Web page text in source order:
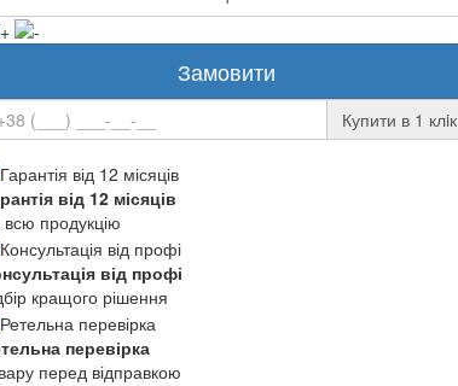
Замовити
Купити в 1 клiк
від 12 місяців
всю продукцію
від профі
кращого рішення
перевірка
перед відправкою